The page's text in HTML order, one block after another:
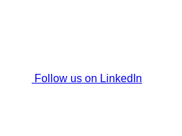
Follow us on LinkedIn